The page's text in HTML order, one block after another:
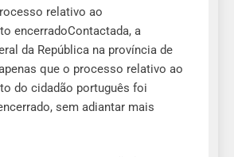
relativo ao
encerradoContactada, a
da República na província de
que o processo relativo ao
do cidadão português foi
sem adiantar mais